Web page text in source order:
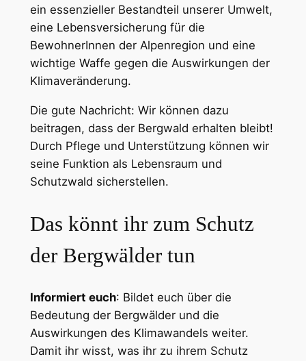
ein essenzieller Bestandteil unserer Umwelt,
eine Lebensversicherung für die
BewohnerInnen der Alpenregion und eine
wichtige Waffe gegen die Auswirkungen der
Klimaveränderung.
Die gute Nachricht: Wir können dazu
beitragen, dass der Bergwald erhalten bleibt!
Durch Pflege und Unterstützung können wir
seine Funktion als Lebensraum und
Schutzwald sicherstellen.
Das könnt ihr zum Schutz
der Bergwälder tun
Informiert euch: Bildet euch über die
Bedeutung der Bergwälder und die
Auswirkungen des Klimawandels weiter.
Damit ihr wisst, was ihr zu ihrem Schutz